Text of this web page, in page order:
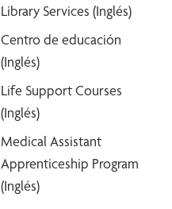
Library Services (Inglés)
Centro de educación
(Inglés)
Life Support Courses
(Inglés)
Medical Assistant
Apprenticeship Program
(Inglés)